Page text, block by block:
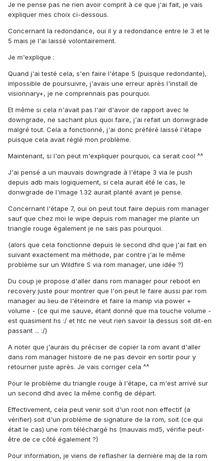
Je ne pense pas ne rien avoir comprit à ce que j'ai fait, je vais
expliquer mes choix ci-dessous.
Concernant la redondance, oui il y a redondance entre le 3 et le
5 mais je l'ai laissé volontairement.
Je m'explique :
Quand j'ai testé cela, s'en faire l'étape 5 (puisque redondante),
impossible de poursuivre, j'avais une erreur après l'install de
visionnary+, je ne comprennais pas pourquoi.
Et même si cela n'avait pas l'air d'avoir de rapport avec le
downgrade, ne sachant plus quoi faire, j'ai refait un donwgrade
malgré tout. Cela a fonctionné, j'ai donc préféré laissé l'étape
puisque cela avait réglé mon problème.
Maintenant, si l'on peut m'expliquer pourquoi, ca serait cool ^^
J'ai pensé a un mauvais downgrade à l'étape 3 via le push
depuis adb mais logiquement, si cela aurait été le cas, le
donwgrade de l'image 1.32 aurait planté avant je pense.
Concernant l'étape 7, oui on peut tout faire depuis rom manager
sauf que chez moi le wipe depuis rom manager me plante un
triangle rouge également je ne sais pas pourquoi.
(alors que cela fonctionne depuis le second dhd que j'ai fait en
suivant exactement ma méthode, par contre j'ai le même
problème sur un Wildfire S via rom manager, une idée ?)
Du coup je propose d'aller dans rom manager pour reboot en
recovery juste pour montrer que l'on peut le faire aussi par rom
manager au lieu de l'éteindre et faire la manip via power +
volume - (ce qui me sauve, étant donné que ma touche volume -
est quasiment hs :/ et htc ne veut rien savoir la dessus soit dit-en
passant ... :/)
A noter que j'aurais du préciser de copier la rom avant d'aller
dans rom manager histoire de ne pas devoir en sortir pour y
retourner juste après. Je vais corriger cela ^^
Pour le problème du triangle rouge à l'étape, ca m'est arrivé sur
un second dhd avec la même config de départ.
Effectivement, cela peut venir soit d'un root non effectif (a
vérifier) soit d'un problème de signature de la rom, soit (ce qui
était le cas) une rom téléchargé hs (mauvais md5, vérifie peut-
être de ce côté également ?)
Pour information, je viens de reflasher la dernière maj de la rom